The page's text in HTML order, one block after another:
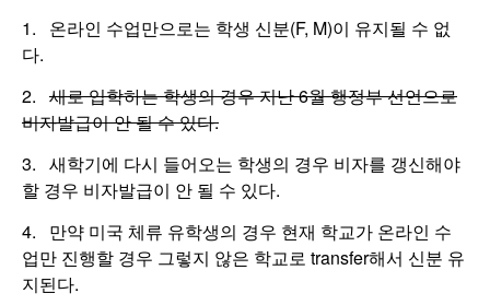
1. 온라인 수업만으로는 학생 신분(F, M)이 유지될 수 없
다.
2. 새로 입학하는 학생의 경우 지난 6월 행정부 선언으로
비자발급이 안 될 수 있다.
3. 새학기에 다시 들어오는 학생의 경우 비자를 갱신해야
할 경우 비자발급이 안 될 수 있다.
4. 만약 미국 체류 유학생의 경우 현재 학교가 온라인 수
업만 진행할 경우 그렇지 않은 학교로 transfer해서 신분 유
지된다.